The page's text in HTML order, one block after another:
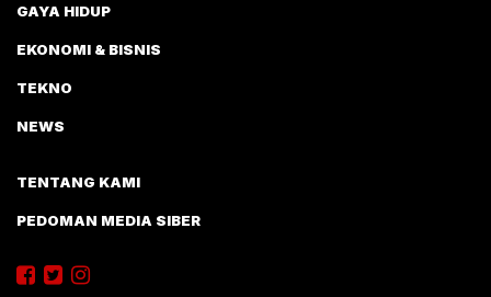
GAYA HIDUP
EKONOMI & BISNIS
TEKNO
NEWS
TENTANG KAMI
PEDOMAN MEDIA SIBER